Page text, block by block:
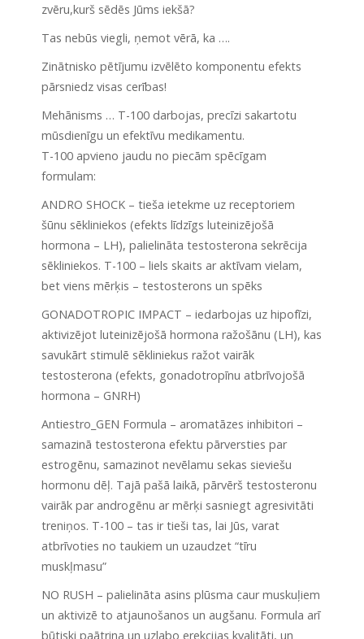
zvēru,kurš sēdēs Jūms iekšā?
Tas nebūs viegli, ņemot vērā, ka ….
Zinātnisko pētījumu izvēlēto komponentu efekts
pārsniedz visas cerības!
Mehānisms … T-100 darbojas, precīzi sakartotu
mūsdienīgu un efektīvu medikamentu.
T-100 apvieno jaudu no piecām spēcīgam
formulam:
ANDRO SHOCK – tieša ietekme uz receptoriem
šūnu sēkliniekos (efekts līdzīgs luteinizējošā
hormona – LH), palielināta testosterona sekrēcija
sēkliniekos. T-100 – liels skaits ar aktīvam vielam,
bet viens mērķis – testosterons un spēks
GONADOTROPIC IMPACT – iedarbojas uz hipofīzi,
aktivizējot luteinizējošā hormona ražošānu (LH), kas
savukārt stimulē sēkliniekus ražot vairāk
testosterona (efekts, gonadotropīnu atbrīvojošā
hormona – GNRH)
Antiestro_GEN Formula – aromatāzes inhibitori –
samazinā testosterona efektu pārversties par
estrogēnu, samazinot nevēlamu sekas sieviešu
hormonu dēļ. Tajā pašā laikā, pārvērš testosteronu
vairāk par androgēnu ar mērķi sasniegt agresivitāti
treniņos. T-100 – tas ir tieši tas, lai Jūs, varat
atbrīvoties no taukiem un uzaudzet “tīru
muskļmasu”
NO RUSH – palielināta asins plūsma caur muskuļiem
un aktivizē to atjaunošanos un augšanu. Formula arī
būtiski paātrina un uzlabo erekcijas kvalitāti, un